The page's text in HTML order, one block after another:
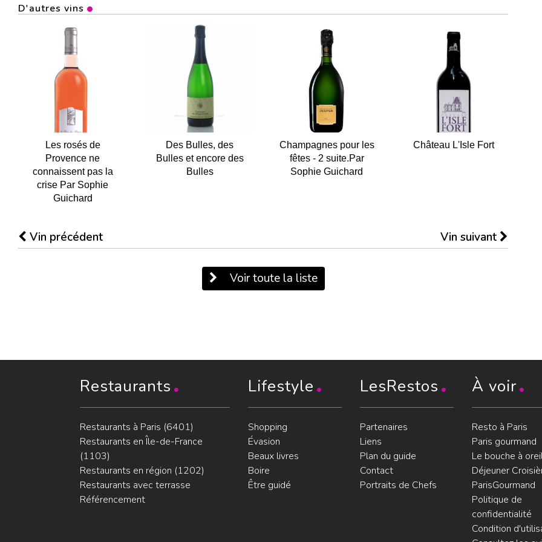
D'autres vins
Les rosés de
Provence ne
connaissent pas la
crise Par Sophie
Guichard
Des Bulles, des
Bulles et encore des
Bulles
Champagnes pour les
fêtes - 2 suite.Par
Sophie Guichard
Château L'Isle Fort
Vin précédent Vin suivant
Voir toute la liste
Restaurants
Restaurants à Paris (6401)
Restaurants en Île-de-France
(1103)
Restaurants en région (1202)
Restaurants avec terrasse
Référencement
Lifestyle
Shopping
Évasion
Beaux livres
Boire
Être guidé
LesRestos
Partenaires
Liens
Plan du guide
Contact
Portraits de Chefs
À voir
Resto à Paris
Paris gourmand
Le bouche à
Déjeuner
ParisGourmand
Politique de
confidentialité
Condition